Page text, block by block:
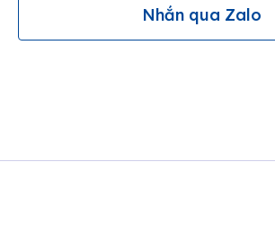
Nhắn qua Zalo